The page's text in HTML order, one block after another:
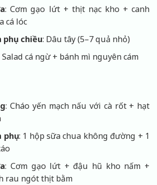
: Cơm gạo lứt + thịt nạc kho + canh
cá lóc
phụ chiều: Dâu tây (5–7 quả nhỏ)
Salad cá ngừ + bánh mì nguyên cám
: Cháo yến mạch nấu với cà rốt + hạt
phụ: 1 hộp sữa chua không đường + 1
: Cơm gạo lứt + đậu hũ kho nấm +
rau ngót thịt bằm